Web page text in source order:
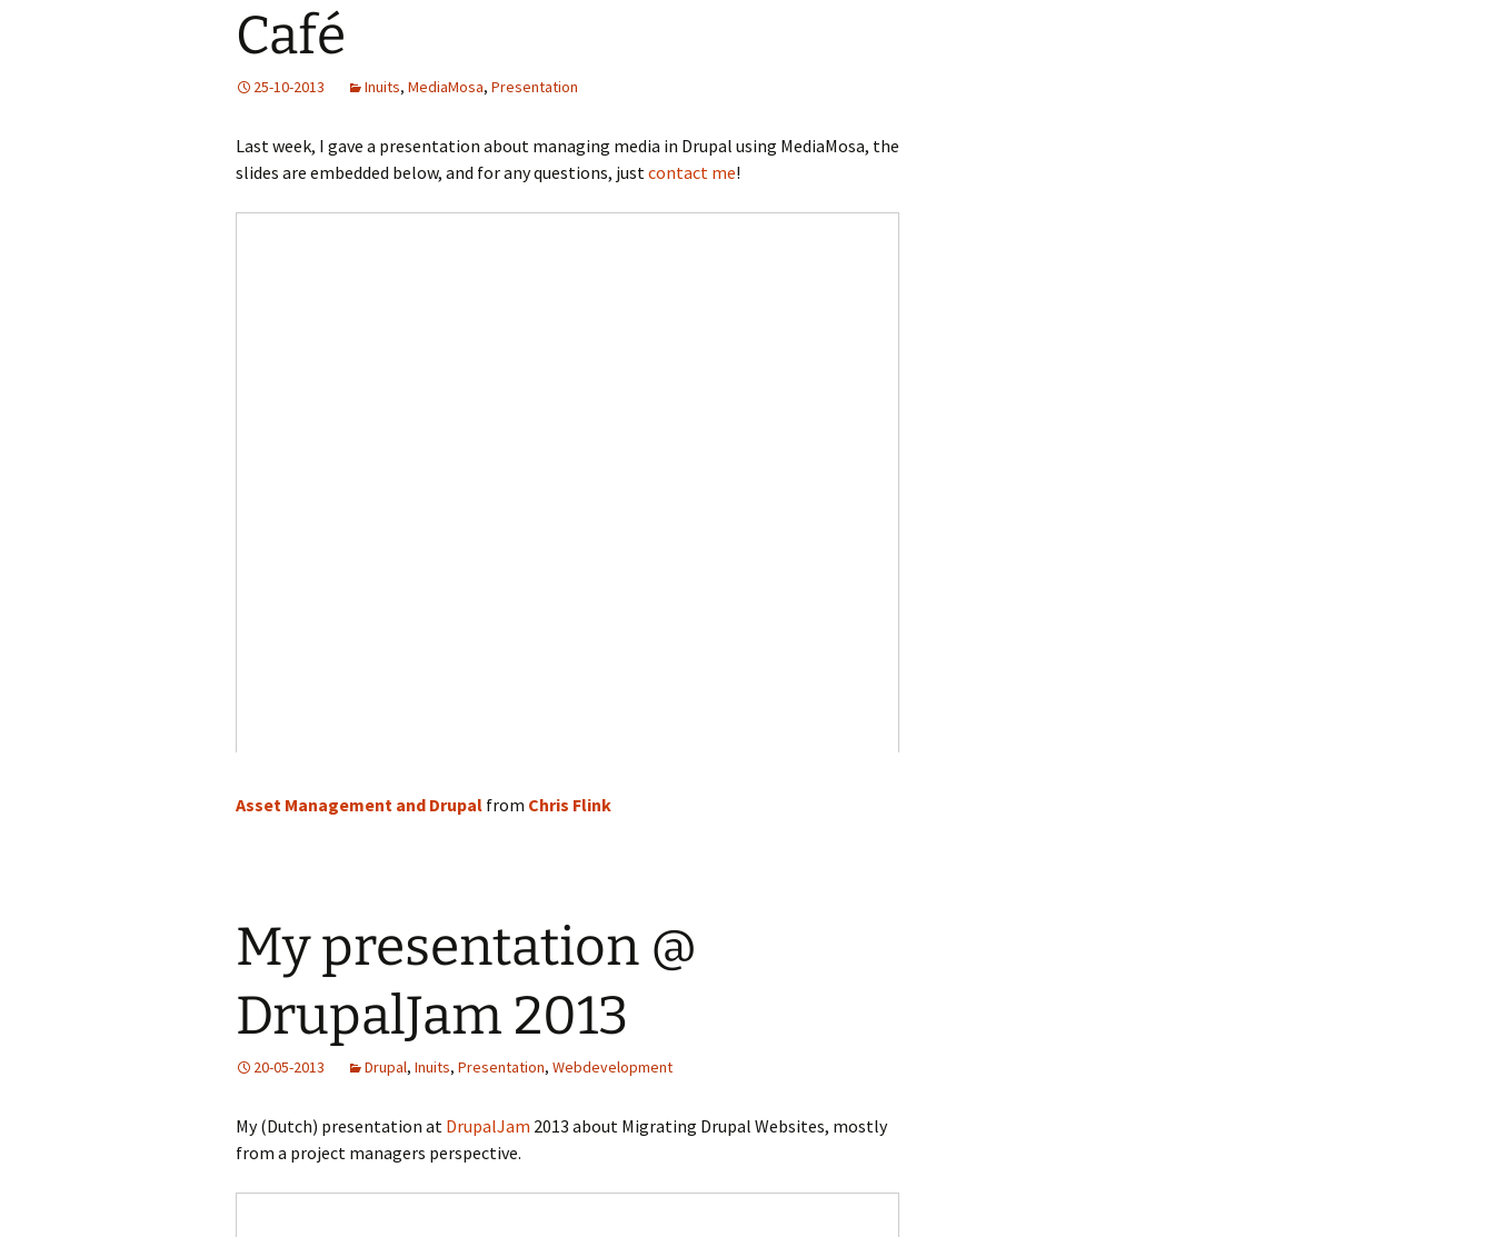
Café
25-10-2013 Inuits, MediaMosa, Presentation
Last week, I gave a presentation about managing media in Drupal using MediaMosa, the
slides are embedded below, and for any questions, justcontact me!
Asset Management and Drupal from Chris Flink
My presentation @
DrupalJam 2013
20-05-2013 Drupal, Inuits, Presentation, Webdevelopment
My (Dutch) presentation at DrupalJam 2013 about Migrating Drupal Websites, mostly
from a project managers perspective.